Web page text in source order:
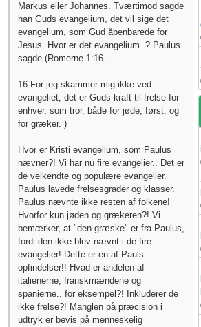
Markus eller Johannes. Tværtimod sagde
han Guds evangelium, det vil sige det
evangelium, som Gud åbenbarede for
Jesus. Hvor er det evangelium..? Paulus
sagde (Romerne 1:16 -
16 For jeg skammer mig ikke ved
evangeliet; det er Guds kraft til frelse for
enhver, som tror, både for jøde, først, og
for græker. )
Hvor er Kristi evangelium, som Paulus
nævner?! Vi har nu fire evangelier.. Det er
de velkendte og populære evangelier.
Paulus lavede frelsesgrader og klasser.
Paulus nævnte ikke resten af ​​folkene!
Hvorfor kun jøden og grækeren?! Vi
bemærker, at "den græske" er fra Paulus,
fordi den ikke blev nævnt i de fire
evangelier! Dette er en af ​​Pauls
opfindelser!! Hvad er andelen af ​​
italienerne, franskmændene og
spanierne.. for eksempel?! Inkluderer de
ikke frelse?! Manglen på præcision i
udtryk er bevis på menneskelig